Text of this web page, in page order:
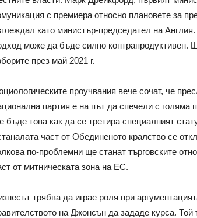
с премиера относно плановете за
като министър-председател на
може да бъде силно контрапродуктивен.
през май 2021 г.
проучвания вече сочат, че
партия е на път да спечели с голяма
бъде това как да се третира специалният
част от Обединеното кралство се
по-проблемни ще станат търговските
от митническата зона на ЕС.
трябва да играе роля при
на Джонсън да зададе курса.